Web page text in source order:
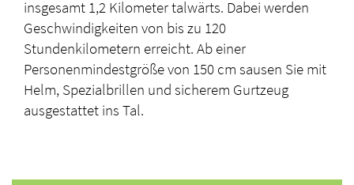
insgesamt 1,2 Kilometer talwärts. Dabei werden
Geschwindigkeiten von bis zu 120
Stundenkilometern erreicht. Ab einer
Personenmindestgröße von 150 cm sausen Sie mit
Helm, Spezialbrillen und sicherem Gurtzeug
ausgestattet ins Tal.